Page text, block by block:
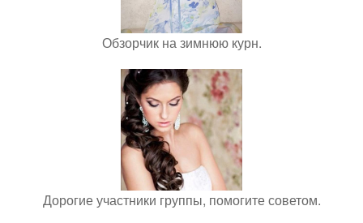
Обзорчик на зимнюю курн.
Дорогие участники группы, помогите советом.